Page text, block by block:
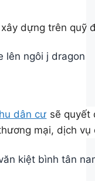
dựng trên quỹ
dân cư sẽ quyết
mại, dịch